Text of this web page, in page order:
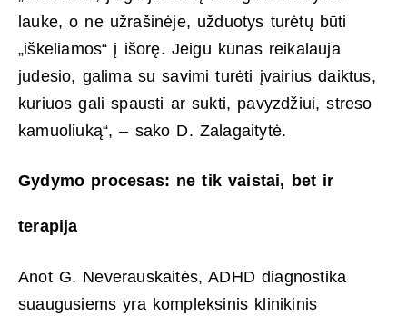
lauke, o ne užrašinėje, užduotys turėtų būti
„iškeliamos“ į išorę. Jeigu kūnas reikalauja
judesio, galima su savimi turėti įvairius daiktus,
kuriuos gali spausti ar sukti, pavyzdžiui, streso
kamuoliuką“, – sako D. Zalagaitytė.
Gydymo procesas: ne tik vaistai, bet ir
terapija
Anot G. Neverauskaitės, ADHD diagnostika
suaugusiems yra kompleksinis klinikinis